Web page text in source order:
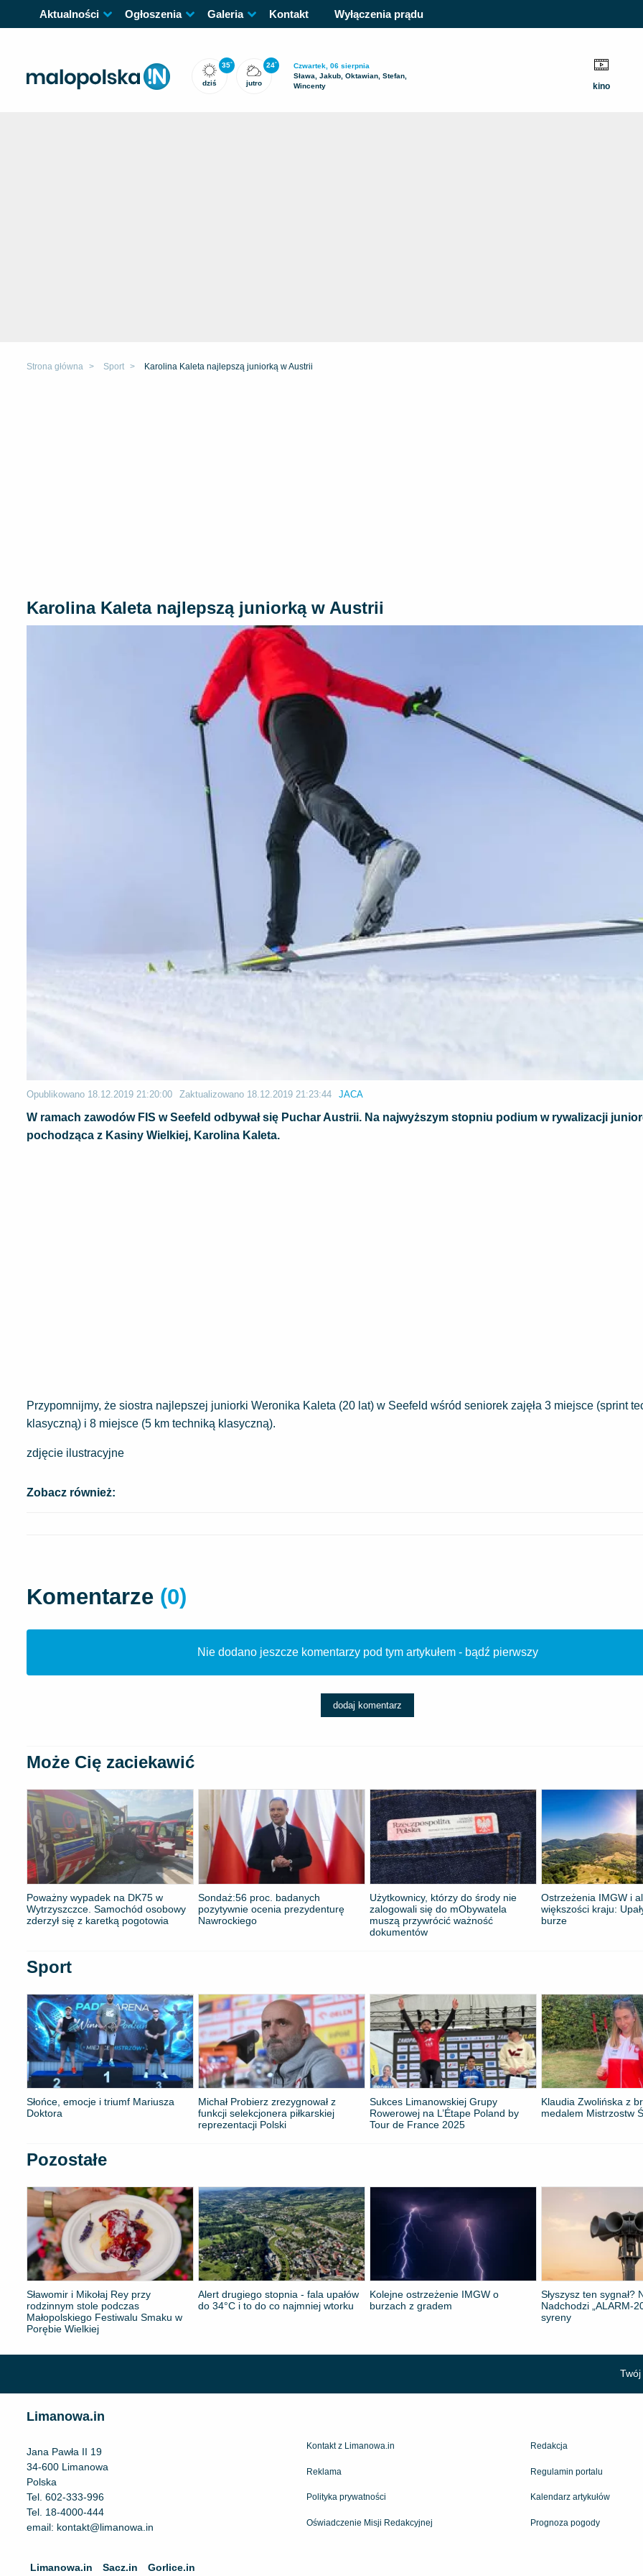
Aktualności Ogłoszenia Galeria Kontakt Wyłączenia prądu
35°
dziś
24°
jutro
Czwartek, 06 sierpnia
Sława, Jakub, Oktawian, Stefan,
Wincenty
kino
Strona główna Sport Karolina Kaleta najlepszą juniorką w Austrii
Karolina Kaleta najlepszą juniorką w Austrii
Opublikowano 18.12.2019 21:20:00 Zaktualizowano 18.12.2019 21:23:44 JACA
W ramach zawodów FIS w Seefeld odbywał się Puchar Austrii. Na najwyższym stopniu podium w rywalizacji
pochodząca z Kasiny Wielkiej, Karolina Kaleta.
Przypomnijmy, że siostra najlepszej juniorki Weronika Kaleta (20 lat) w Seefeld wśród seniorek zajęła 3 miejsce (sprint
klasyczną) i 8 miejsce (5 km techniką klasyczną).
zdjęcie ilustracyjne
Zobacz również:
Komentarze (0)
Nie dodano jeszcze komentarzy pod tym artykułem - bądź pierwszy
dodaj komentarz
Może Cię zaciekawić
Poważny wypadek na DK75 w
Wytrzyszczce. Samochód osobowy
zderzył się z karetką pogotowia
​Sondaż:56 proc. badanych
pozytywnie ocenia prezydenturę
Nawrockiego
Użytkownicy, którzy do środy nie
zalogowali się do mObywatela
muszą przywrócić ważność
dokumentów
Ostrzeżenia IMGW i
większości kraju:
burze
Sport
Słońce, emocje i triumf Mariusza
Doktora
Michał Probierz zrezygnował z
funkcji selekcjonera piłkarskiej
reprezentacji Polski
Sukces Limanowskiej Grupy
Rowerowej na L’Étape Poland by
Tour de France 2025
Klaudia Zwolińska z
medalem Mistrzostw
Pozostałe
Sławomir i Mikołaj Rey przy
rodzinnym stole podczas
Małopolskiego Festiwalu Smaku w
Porębie Wielkiej
Alert drugiego stopnia - fala upałów
do 34°C i to do co najmniej wtorku
Kolejne ostrzeżenie IMGW o
burzach z gradem
Słyszysz ten sygnał?
Nadchodzi „ALARM-
syreny
Limanowa.in
Jana Pawła II 19
34-600 Limanowa
Polska
Tel. 602-333-996
Tel. 18-4000-444
email: kontakt@limanowa.in
Kontakt z Limanowa.in Redakcja
Reklama Regulamin portalu
Polityka prywatności Kalendarz artykułów
Oświadczenie Misji Redakcyjnej Prognoza pogody
Limanowa.in Sacz.in Gorlice.in